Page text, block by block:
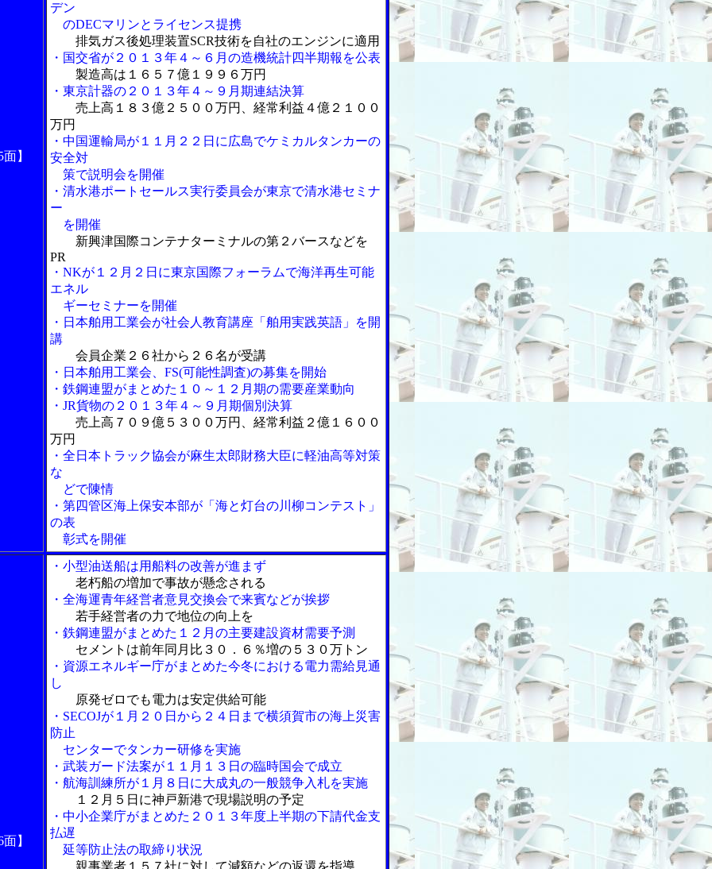
】
デン
のDECマリンとライセンス提携
排気ガス後処理装置SCR技術を自社のエンジンに適用
・国交省が２０１３年４～６月の造機統計四半期報を公表
製造高は１６５７億１９９６万円
・東京計器の２０１３年４～９月期連結決算
売上高１８３億２５００万円、経常利益４億２１００
万円
・中国運輸局が１１月２２日に広島でケミカルタンカーの
安全対
策で説明会を開催
・清水港ポートセールス実行委員会が東京で清水港セミナ
ー
を開催
新興津国際コンテナターミナルの第２バースなどを
PR
・NKが１２月２日に東京国際フォーラムで海洋再生可能
エネル
ギーセミナーを開催
・日本舶用工業会が社会人教育講座「舶用実践英語」を開
講
会員企業２６社から２６名が受講
・日本舶用工業会、FS(可能性調査)の募集を開始
・鉄鋼連盟がまとめた１０～１２月期の需要産業動向
・JR貨物の２０１３年４～９月期個別決算
売上高７０９億５３００万円、経常利益２億１６００
万円
・全日本トラック協会が麻生太郎財務大臣に軽油高等対策
な
どで陳情
・第四管区海上保安本部が「海と灯台の川柳コンテスト」
の表
彰式を開催
】
・小型油送船は用船料の改善が進まず
老朽船の増加で事故が懸念される
・全海運青年経営者意見交換会で来賓などが挨拶
若手経営者の力で地位の向上を
・鉄鋼連盟がまとめた１２月の主要建設資材需要予測
セメントは前年同月比３０．６％増の５３０万トン
・資源エネルギー庁がまとめた今冬における電力需給見通
し
原発ゼロでも電力は安定供給可能
・SECOJが１月２０日から２４日まで横須賀市の海上災害
防止
センターでタンカー研修を実施
・武装ガード法案が１１月１３日の臨時国会で成立
・航海訓練所が１月８日に大成丸の一般競争入札を実施
１２月５日に神戸新港で現場説明の予定
・中小企業庁がまとめた２０１３年度上半期の下請代金支
払遅
延等防止法の取締り状況
親事業者１５７社に対して減額などの返還を指導